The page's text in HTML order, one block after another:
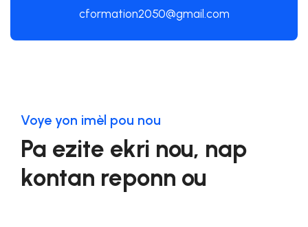
cformation2050@gmail.com
Voye yon imèl pou nou
Pa ezite ekri nou, nap
kontan reponn ou